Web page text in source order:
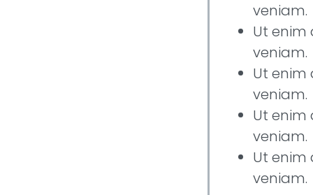
veniam.
Ut enim
veniam.
Ut enim
veniam.
Ut enim
veniam.
Ut enim
veniam.